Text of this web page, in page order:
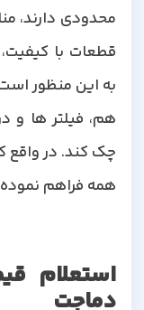
محدودی دارند،
قطعات با کیفیت، به
به این منظور است
هم، فیلتر ها و
همه فراهم نموده
استعلام
دماجت